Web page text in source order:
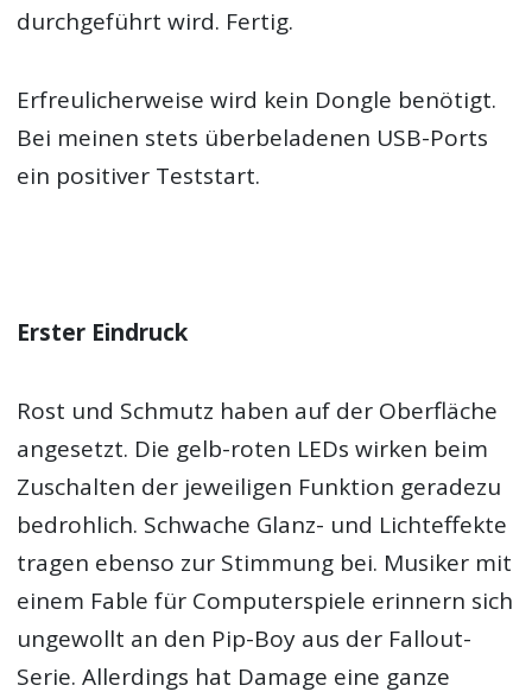
durchgeführt wird. Fertig.
Erfreulicherweise wird kein Dongle benötigt.
Bei meinen stets überbeladenen USB-Ports
ein positiver Teststart.
Erster Eindruck
Rost und Schmutz haben auf der Oberfläche
angesetzt. Die gelb-roten LEDs wirken beim
Zuschalten der jeweiligen Funktion geradezu
bedrohlich. Schwache Glanz- und Lichteffekte
tragen ebenso zur Stimmung bei. Musiker mit
einem Fable für Computerspiele erinnern sich
ungewollt an den Pip-Boy aus der Fallout-
Serie. Allerdings hat Damage eine ganze